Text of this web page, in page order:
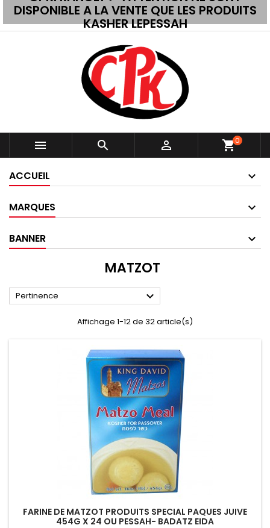
DISPONIBLE A LA VENTE QUE LES PRODUITS
KASHER LEPESSAH
   shopping_cart0
ACCUEIL
MARQUES
BANNER
MATZOT
Pertinence 
Affichage 1-12 de 32 article(s)
FARINE DE MATZOT PRODUITS SPECIAL PAQUES JUIVE
454G X 24 OU PESSAH- BADATZ EIDA